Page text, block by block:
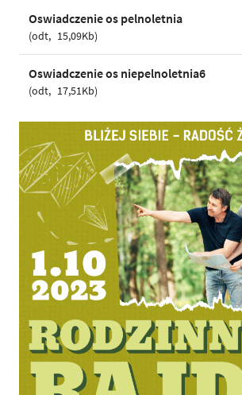
Oswiadczenie os pelnoletnia
odt 15,09Kb
Oswiadczenie os niepelnoletnia6
odt 17,51Kb